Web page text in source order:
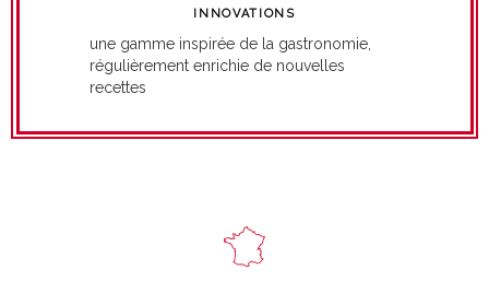
INNOVATIONS
une gamme inspirée de la gastronomie,
régulièrement enrichie de nouvelles
recettes